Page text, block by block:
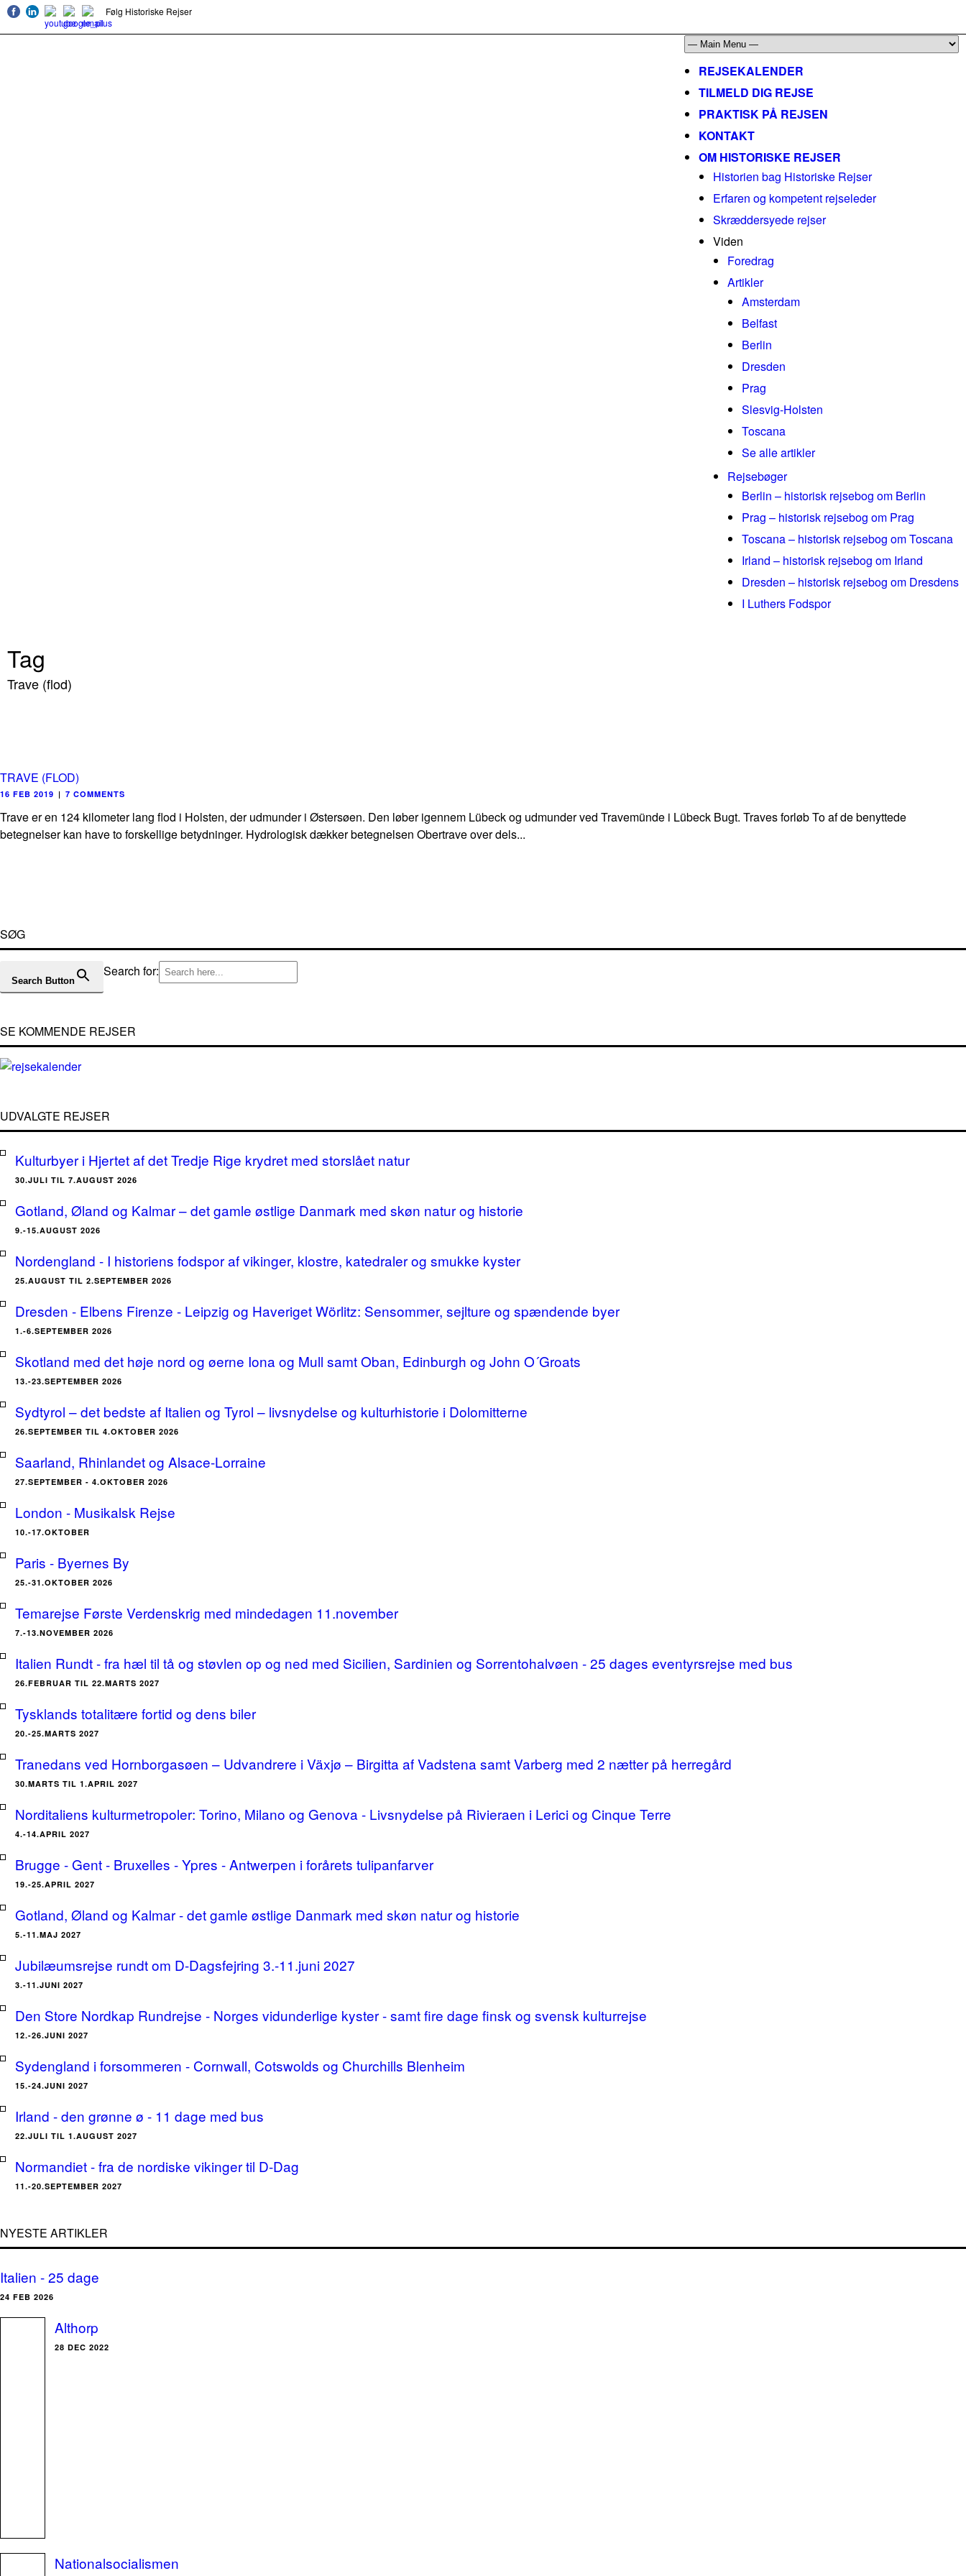
Følg Historiske Rejser
REJSEKALENDER
TILMELD DIG REJSE
PRAKTISK PÅ REJSEN
KONTAKT
OM HISTORISKE REJSER
Historien bag Historiske Rejser
Erfaren og kompetent rejseleder
Skræddersyede rejser
Viden
Foredrag
Artikler
Amsterdam
Belfast
Berlin
Dresden
Prag
Slesvig-Holsten
Toscana
Se alle artikler
Rejsebøger
Berlin – historisk rejsebog om Berlin
Prag – historisk rejsebog om Prag
Toscana – historisk rejsebog om Toscana
Irland – historisk rejsebog om Irland
Dresden – historisk rejsebog om Dresdens
I Luthers Fodspor
Tag
Trave (flod)
TRAVE (FLOD)
16 FEB 2019 | 7 COMMENTS
Trave er en 124 kilometer lang flod i Holsten, der udmunder i Østersøen. Den løber igennem Lübeck og udmunder ved Travemünde i Lübeck Bugt. Traves forløb To af de benyttede
betegnelser kan have to forskellige betydninger. Hydrologisk dækker betegnelsen Obertrave over dels...
SØG
Search for:
Search Button
SE KOMMENDE REJSER
UDVALGTE REJSER
Kulturbyer i Hjertet af det Tredje Rige krydret med storslået natur
30.JULI TIL 7.AUGUST 2026
Gotland, Øland og Kalmar – det gamle østlige Danmark med skøn natur og historie
9.-15.AUGUST 2026
Nordengland - I historiens fodspor af vikinger, klostre, katedraler og smukke kyster
25.AUGUST TIL 2.SEPTEMBER 2026
Dresden - Elbens Firenze - Leipzig og Haveriget Wörlitz: Sensommer, sejlture og spændende byer
1.-6.SEPTEMBER 2026
Skotland med det høje nord og øerne Iona og Mull samt Oban, Edinburgh og John O´Groats
13.-23.SEPTEMBER 2026
Sydtyrol – det bedste af Italien og Tyrol – livsnydelse og kulturhistorie i Dolomitterne
26.SEPTEMBER TIL 4.OKTOBER 2026
Saarland, Rhinlandet og Alsace-Lorraine
27.SEPTEMBER - 4.OKTOBER 2026
London - Musikalsk Rejse
10.-17.OKTOBER
Paris - Byernes By
25.-31.OKTOBER 2026
Temarejse Første Verdenskrig med mindedagen 11.november
7.-13.NOVEMBER 2026
Italien Rundt - fra hæl til tå og støvlen op og ned med Sicilien, Sardinien og Sorrentohalvøen - 25 dages eventyrsrejse med bus
26.FEBRUAR TIL 22.MARTS 2027
Tysklands totalitære fortid og dens biler
20.-25.MARTS 2027
Tranedans ved Hornborgasøen – Udvandrere i Växjø – Birgitta af Vadstena samt Varberg med 2 nætter på herregård
30.MARTS TIL 1.APRIL 2027
Norditaliens kulturmetropoler: Torino, Milano og Genova - Livsnydelse på Rivieraen i Lerici og Cinque Terre
4.-14.APRIL 2027
Brugge - Gent - Bruxelles - Ypres - Antwerpen i forårets tulipanfarver
19.-25.APRIL 2027
Gotland, Øland og Kalmar - det gamle østlige Danmark med skøn natur og historie
5.-11.MAJ 2027
Jubilæumsrejse rundt om D-Dagsfejring 3.-11.juni 2027
3.-11.JUNI 2027
Den Store Nordkap Rundrejse - Norges vidunderlige kyster - samt fire dage finsk og svensk kulturrejse
12.-26.JUNI 2027
Sydengland i forsommeren - Cornwall, Cotswolds og Churchills Blenheim
15.-24.JUNI 2027
Irland - den grønne ø - 11 dage med bus
22.JULI TIL 1.AUGUST 2027
Normandiet - fra de nordiske vikinger til D-Dag
11.-20.SEPTEMBER 2027
NYESTE ARTIKLER
Italien - 25 dage
24 FEB 2026
Althorp
28 DEC 2022
Nationalsocialismen